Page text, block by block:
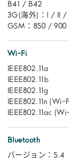
B41 / B42
3G(海外)：I / II /
GSM：850 /
Wi-Fi
IEEE802.11a
IEEE802.11b
IEEE802.11g
IEEE802.11n (Wi-
IEEE802.11ac
Bluetooth
バージョン：5.4